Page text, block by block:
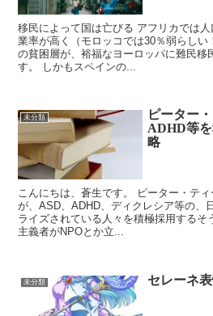
移民によって国は亡びる アフリカでは
業率が高く（モロッコでは30％弱らしい
の貧困層が、裕福なヨーロッパに難民移
す。 しかもスペインの...
未分類
ピーター
ADHD等
略
こんにちは、蒼生です。 ピーター・テ
が、ASD、ADHD、ディクレシア等の、
ライズされている人々を積極採用するそ
主義者がNPOとか立...
未分類 セレーネ